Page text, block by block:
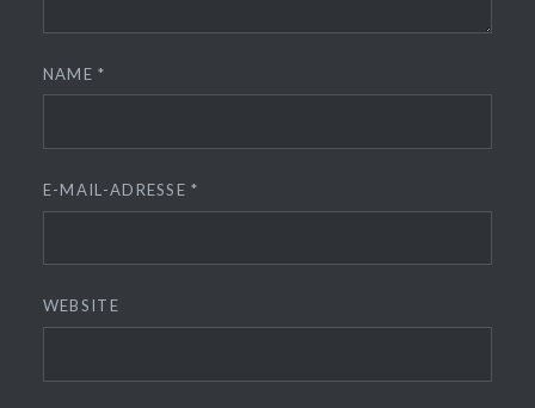
NAME*
E-MAIL-ADRESSE*
WEBSITE